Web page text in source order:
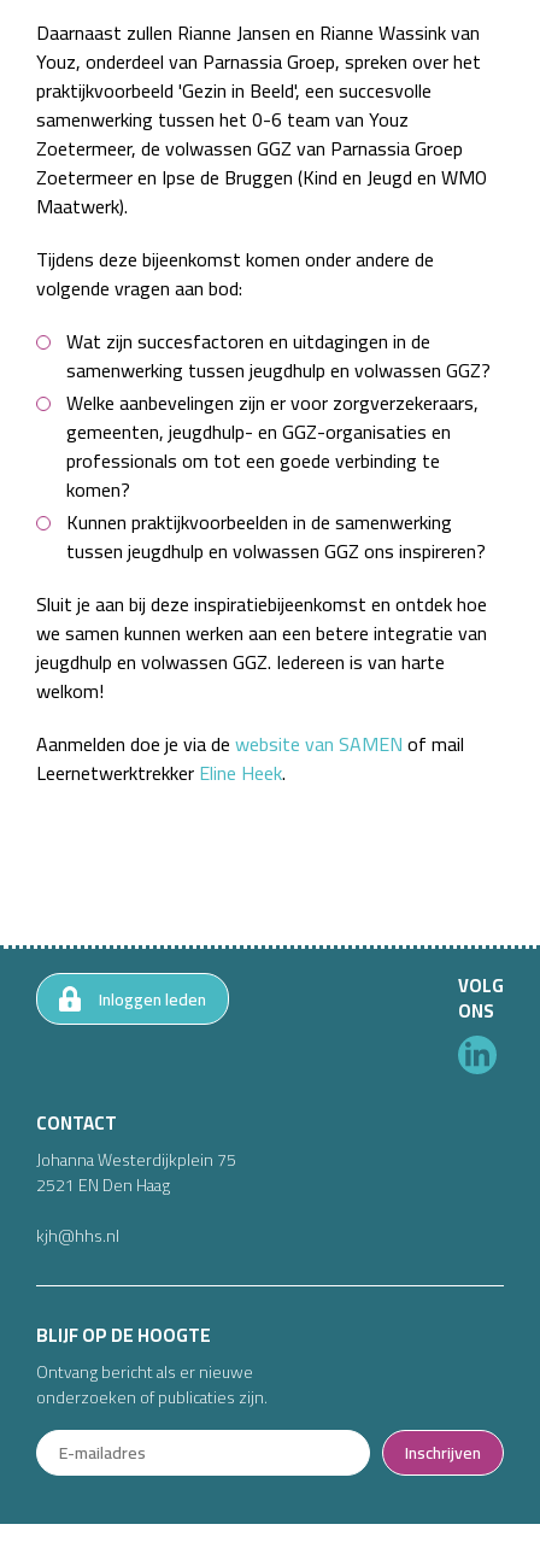
Daarnaast zullen Rianne Jansen en Rianne Wassink van
Youz, onderdeel van Parnassia Groep, spreken over het
praktijkvoorbeeld 'Gezin in Beeld', een succesvolle
samenwerking tussen het 0-6 team van Youz
Zoetermeer, de volwassen GGZ van Parnassia Groep
Zoetermeer en Ipse de Bruggen (Kind en Jeugd en WMO
Maatwerk).
Tijdens deze bijeenkomst komen onder andere de
volgende vragen aan bod:
Wat zijn succesfactoren en uitdagingen in de
samenwerking tussen jeugdhulp en volwassen GGZ?
Welke aanbevelingen zijn er voor zorgverzekeraars,
gemeenten, jeugdhulp- en GGZ-organisaties en
professionals om tot een goede verbinding te
komen?
Kunnen praktijkvoorbeelden in de samenwerking
tussen jeugdhulp en volwassen GGZ ons inspireren?
Sluit je aan bij deze inspiratiebijeenkomst en ontdek hoe
we samen kunnen werken aan een betere integratie van
jeugdhulp en volwassen GGZ. Iedereen is van harte
welkom!
Aanmelden doe je via dewebsite van SAMENof mail
LeernetwerktrekkerEline Heek.
CONTACT
Johanna Westerdijkplein75
2521 ENDen Haag
kjh@hhs.nl
Inloggen leden
BLIJF OP DE HOOGTE
Ontvang bericht als er nieuwe
onderzoeken of publicaties zijn.
Inschrijven
VOLG
ONS